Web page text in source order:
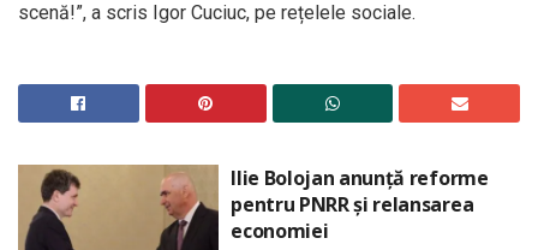
scenă!”, a scris Igor Cuciuc, pe rețelele sociale.
Ilie Bolojan anunță reforme
pentru PNRR și relansarea
economiei